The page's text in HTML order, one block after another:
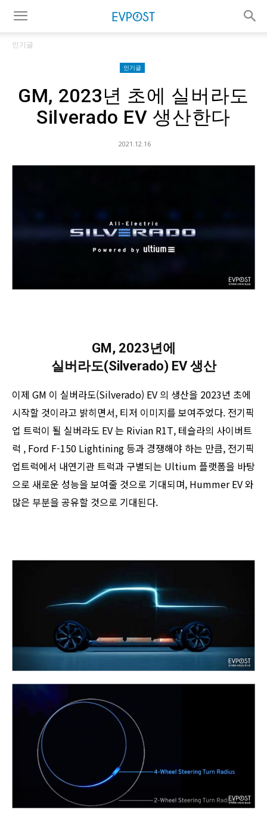
인기글
인기글
GM, 2023년 초에 실버라도
Silverado EV 생산한다
2021.12.16
GM, 2023년에
실버라도(Silverado) EV 생산
이제 GM 이 실버라도(Silverado) EV 의 생산을 2023년 초에
시작할 것이라고 밝히면서, 티저 이미지를 보여주었다. 전기픽
업 트럭이 될 실버라도 EV 는 Rivian R1T, 테슬라의 사이버트
럭 , Ford F-150 Lightining 등과 경쟁해야 하는 만큼, 전기픽
업트럭에서 내연기관 트럭과 구별되는 Ultium 플랫폼을 바탕
으로 새로운 성능을 보여줄 것으로 기대되며, Hummer EV 와
많은 부분을 공유할 것으로 기대된다.